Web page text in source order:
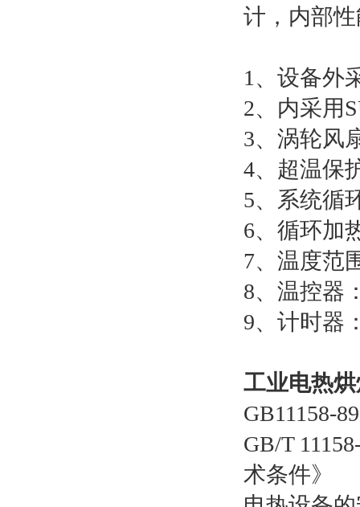
计，内部
1、设备外
2、内采用
3、涡轮风
4、超温保
5、系统循
6、循环加
7、温度范
8、温控器
9、计时器
工业电热
GB11158-
GB/T
术条件》